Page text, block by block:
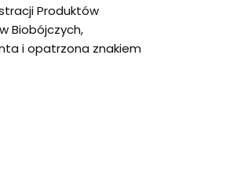
Produktów
Biobójczych,
i opatrzona znakiem